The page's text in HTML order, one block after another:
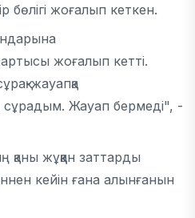
бөлігі жоғалып кеткен.
жоғалып кетті.
жауапқа
Жауап бермеді", -
жұққан заттарды
кейін ғана алынғанын